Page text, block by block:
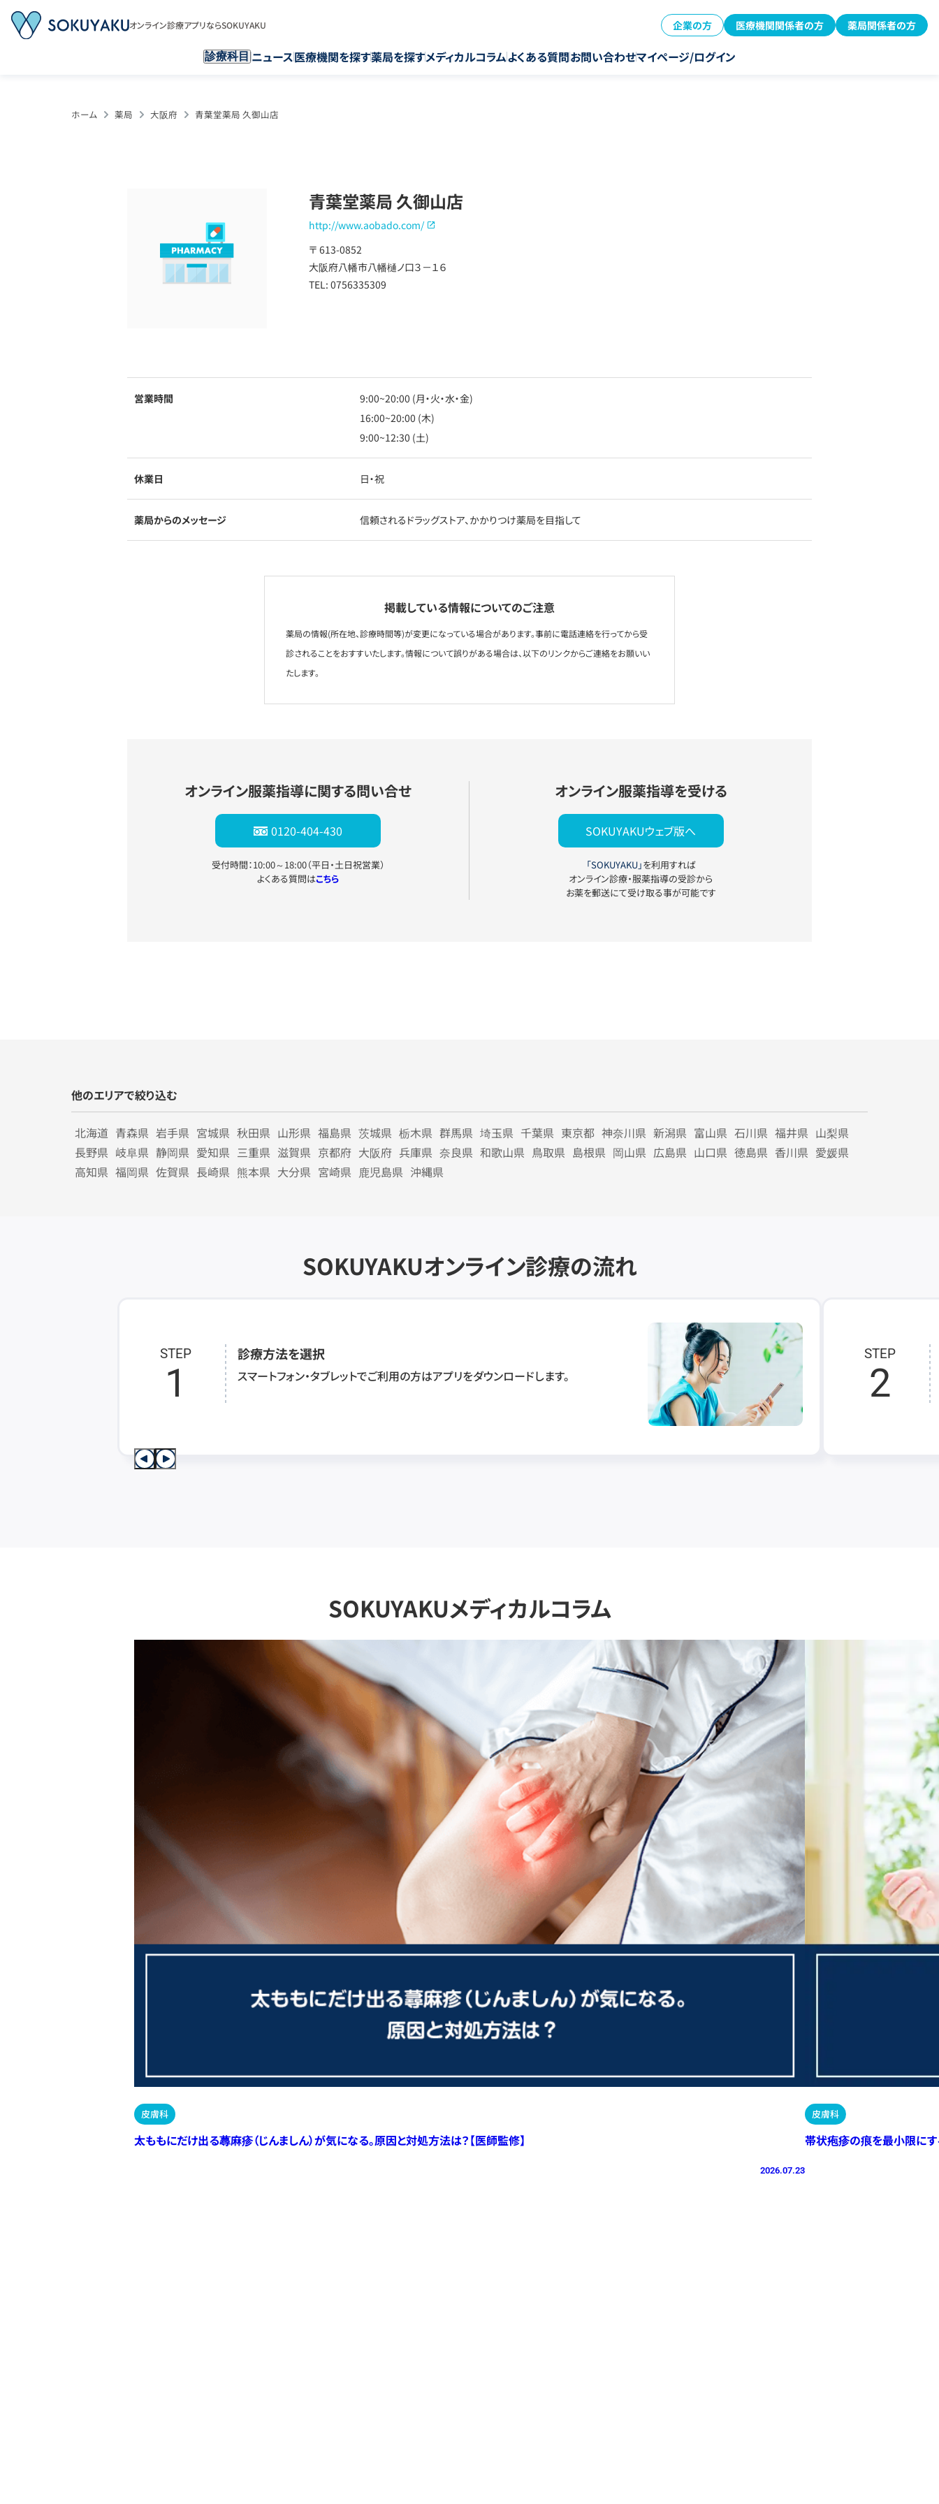
オンライン診療アプリならSOKUYAKU 企業の方 医療機関関係者の方 薬局関係者の方
診療科目 ニュース医療機関を探す薬局を探すメディカルコラムよくある質問お問い合わせマイページ/ログイン
ホーム 薬局 大阪府 青葉堂薬局 久御山店
青葉堂薬局 久御山店
http://www.aobado.com/
〒 613-0852
大阪府八幡市八幡樋ノ口３－１６
TEL: 0756335309
営業時間
9:00~20:00 (月・火・水・金)
16:00~20:00 (木)
9:00~12:30 (土)
休業日 日・祝
薬局からのメッセージ 信頼されるドラッグストア、かかりつけ薬局を目指して
掲載している情報についてのご注意
薬局の情報(所在地、診療時間等)が変更になっている場合があります。事前に電話連絡を行ってから受
診されることをおすすいたします。情報について誤りがある場合は、以下のリンクからご連絡をお願いい
たします。
オンライン服薬指導に関する問い合せ
0120-404-430
受付時間：10:00～18:00（平日・土日祝営業）
よくある質問はこちら
オンライン服薬指導を受ける
SOKUYAKUウェブ版へ
「SOKUYAKU」を利用すれば
オンライン診療・服薬指導の受診から
お薬を郵送にて受け取る事が可能です
他のエリアで絞り込む
北海道 青森県 岩手県 宮城県 秋田県 山形県 福島県 茨城県 栃木県 群馬県 埼玉県 千葉県 東京都 神奈川県 新潟県 富山県 石川県 福井県 山梨県
長野県 岐阜県 静岡県 愛知県 三重県 滋賀県 京都府 大阪府 兵庫県 奈良県 和歌山県 鳥取県 島根県 岡山県 広島県 山口県 徳島県 香川県 愛媛県
高知県 福岡県 佐賀県 長崎県 熊本県 大分県 宮崎県 鹿児島県 沖縄県
SOKUYAKUオンライン診療の流れ
STEP
1
診療方法を選択
スマートフォン・タブレットでご利用の方はアプリをダウンロードします。
STEP
2
SOKUYAKUメディカルコラム
皮膚科
太ももにだけ出る蕁麻疹（じんましん）が気になる。原因と対処方法は？【医師監修】
2026.07.23
皮膚科
帯状疱疹の痕を最小限にす